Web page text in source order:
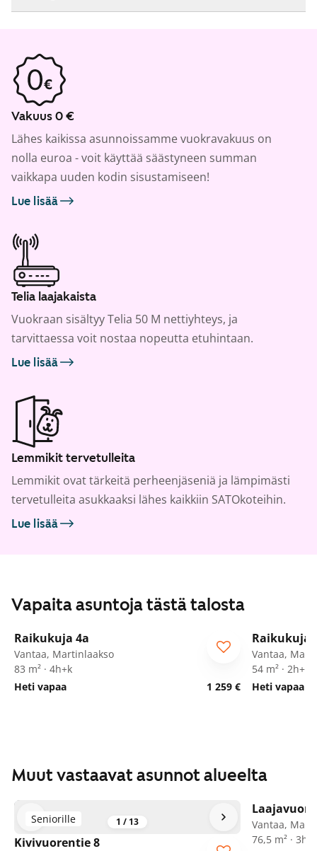
Vakuus 0 €
Lähes kaikissa asunnoissamme vuokravakuus on
nolla euroa - voit käyttää säästyneen summan
vaikkapa uuden kodin sisustamiseen!
Lue lisää
Telia laajakaista
Vuokraan sisältyy Telia 50 M nettiyhteys, ja
tarvittaessa voit nostaa nopeutta etuhintaan.
Lue lisää
Lemmikit tervetulleita
Lemmikit ovat tärkeitä perheenjäseniä ja lämpimästi
tervetulleita asukkaaksi lähes kaikkiin SATOkoteihin.
Lue lisää
Vapaita asuntoja tästä talosta
/14
Raikukuja 4a
Vantaa, Martinlaakso
83 m² · 4h+k
Heti vapaa
1 259 €
Raikukuja
Vantaa,
54 m² · 2h+k
Heti vapaa
Muut vastaavat asunnot alueelta
1 / 13
Seniorille
Kivivuorentie 8
Vantaa,
76,5 m² ·